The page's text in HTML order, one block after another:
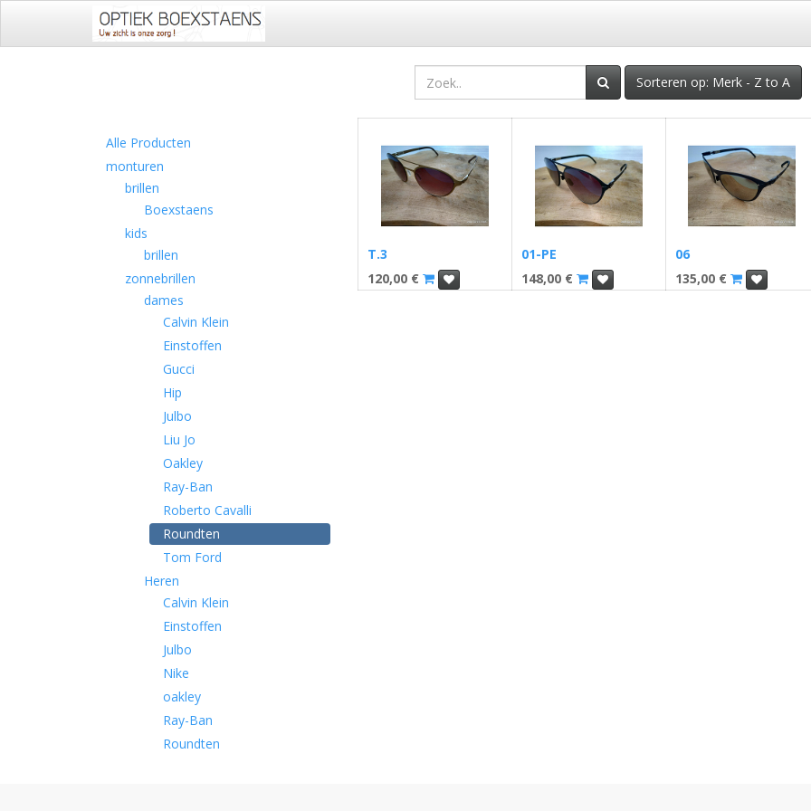
Sorteren op: Merk - Z to A
Alle Producten
monturen
brillen
Boexstaens
kids
brillen
zonnebrillen
dames
Calvin Klein
Einstoffen
Gucci
Hip
Julbo
Liu Jo
Oakley
Ray-Ban
Roberto Cavalli
Roundten
Tom Ford
Heren
Calvin Klein
Einstoffen
Julbo
Nike
oakley
Ray-Ban
Roundten
T.3
120,00€
01-PE
148,00€
06
135,00€